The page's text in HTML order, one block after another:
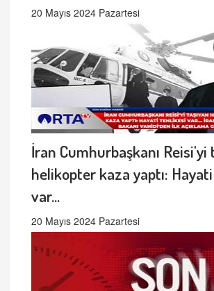
20 Mayıs 2024 Pazartesi
İran Cumhurbaşkanı Reisi'yi
helikopter kaza yaptı:
var...
20 Mayıs 2024 Pazartesi